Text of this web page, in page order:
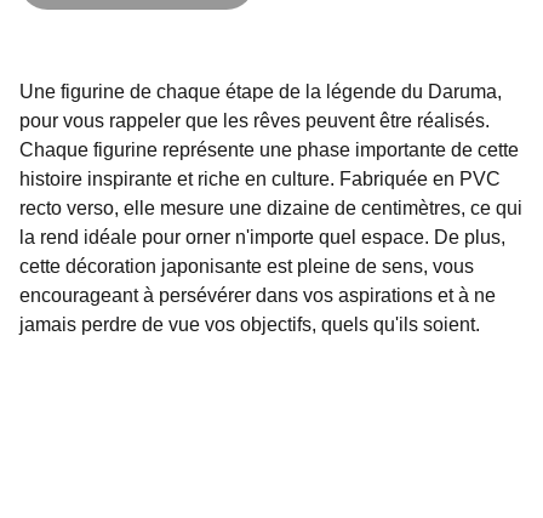
Une figurine de chaque étape de la légende du Daruma,
pour vous rappeler que les rêves peuvent être réalisés.
Chaque figurine représente une phase importante de cette
histoire inspirante et riche en culture. Fabriquée en PVC
recto verso, elle mesure une dizaine de centimètres, ce qui
la rend idéale pour orner n'importe quel espace. De plus,
cette décoration japonisante est pleine de sens, vous
encourageant à persévérer dans vos aspirations et à ne
jamais perdre de vue vos objectifs, quels qu'ils soient.